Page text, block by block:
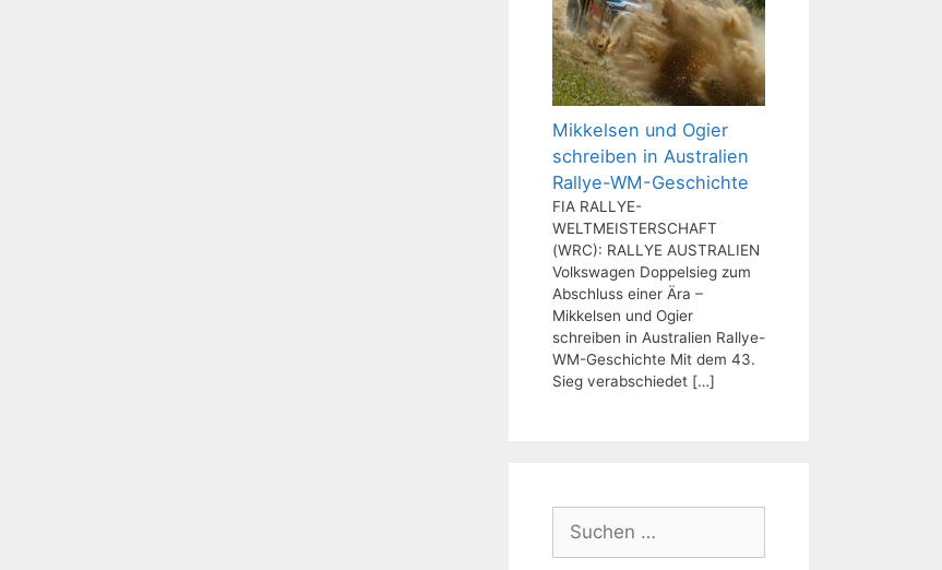
Mikkelsen und Ogier
schreiben in Australien
Rallye-WM-Geschichte
FIA RALLYE-
WELTMEISTERSCHAFT
(WRC): RALLYE AUSTRALIEN
Volkswagen Doppelsieg zum
Abschluss einer Ära –
Mikkelsen und Ogier
schreiben in Australien Rallye-
WM-Geschichte Mit dem 43.
Sieg verabschiedet […]
nach: